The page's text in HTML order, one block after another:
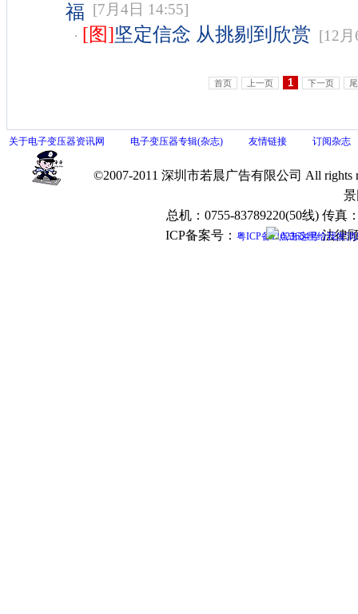
福 [7月4日 14:55]
· [图]坚定信念 从挑剔到欣赏 [12月
首页 上一页 1 下一页
关于电子变压器资讯网 电子变压器专辑(杂志) 友情链接 订阅杂志
©2007-2011 深圳市若晨广告有限公司 All
总机：0755-83789220(50线) 传真
ICP备案号： 粤ICP备11023654号法律